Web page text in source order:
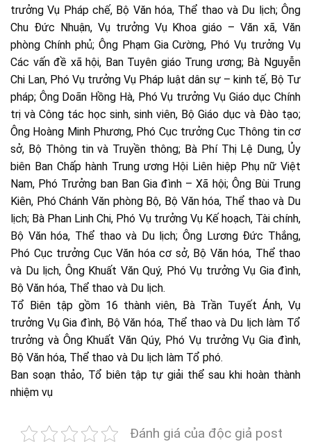
trưởng Vụ Pháp chế, Bộ Văn hóa, Thể thao và Du lịch; Ông
Chu Đức Nhuận, Vụ trưởng Vụ Khoa giáo – Văn xã, Văn
phòng Chính phủ; Ông Phạm Gia Cường, Phó Vụ trưởng Vụ
Các vấn đề xã hội, Ban Tuyên giáo Trung ương; Bà Nguyễn
Chi Lan, Phó Vụ trưởng Vụ Pháp luật dân sự – kinh tế, Bộ Tư
pháp; Ông Doãn Hồng Hà, Phó Vụ trưởng Vụ Giáo dục Chính
trị và Công tác học sinh, sinh viên, Bộ Giáo dục và Đào tạo;
Ông Hoàng Minh Phương, Phó Cục trưởng Cục Thông tin cơ
sở, Bộ Thông tin và Truyền thông; Bà Phí Thị Lệ Dung, Ủy
biên Ban Chấp hành Trung ương Hội Liên hiệp Phụ nữ Việt
Nam, Phó Trưởng ban Ban Gia đình – Xã hội; Ông Bùi Trung
Kiên, Phó Chánh Văn phòng Bộ, Bộ Văn hóa, Thể thao và Du
lịch; Bà Phan Linh Chi, Phó Vụ trưởng Vụ Kế hoạch, Tài chính,
Bộ Văn hóa, Thể thao và Du lịch; Ông Lương Đức Thắng,
Phó Cục trưởng Cục Văn hóa cơ sở, Bộ Văn hóa, Thể thao
và Du lịch, Ông Khuất Văn Quý, Phó Vụ trưởng Vụ Gia đình,
Bộ Văn hóa, Thể thao và Du lịch.
Tổ Biên tập gồm 16 thành viên, Bà Trần Tuyết Ánh, Vụ
trưởng Vụ Gia đình, Bộ Văn hóa, Thể thao và Du lịch làm Tổ
trưởng và Ông Khuất Văn Qúy, Phó Vụ trưởng Vụ Gia đình,
Bộ Văn hóa, Thể thao và Du lịch làm Tổ phó.
Ban soạn thảo, Tổ biên tập tự giải thể sau khi hoàn thành
nhiệm vụ
Đánh giá của độc giả post